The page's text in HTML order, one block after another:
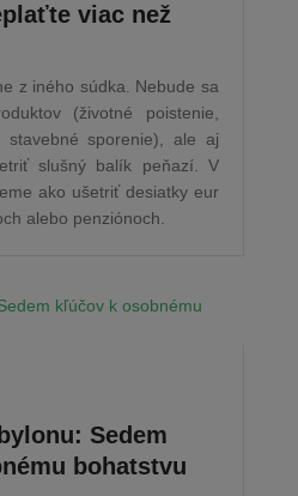
viac než
z iného súdka. Nebude sa
(životné poistenie,
stavebné sporenie), ale aj
slušný balík peňazí. V
ako ušetriť desiatky eur
alebo penziónoch.
Sedem
bohatstvu